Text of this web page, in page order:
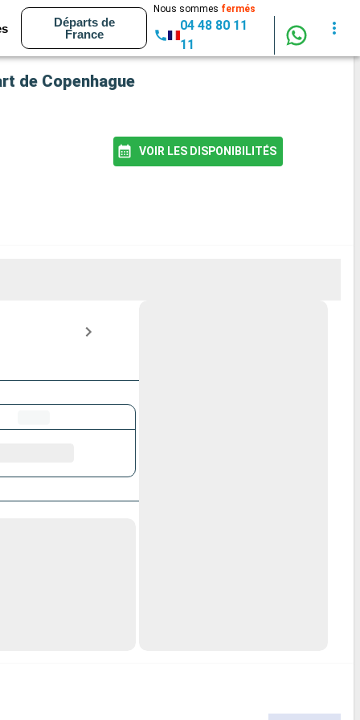
Départs de
France
Nous sommes fermés
04 48 80 11
11
de Copenhague
VOIR LES DISPONIBILITÉS